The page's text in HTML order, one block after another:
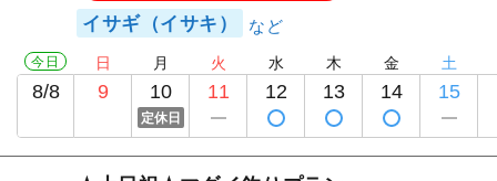
イサギ（イサキ）
今日
8/8
日
9
月
10
定休日
火
11
水
12
木
13
金
14
土
15